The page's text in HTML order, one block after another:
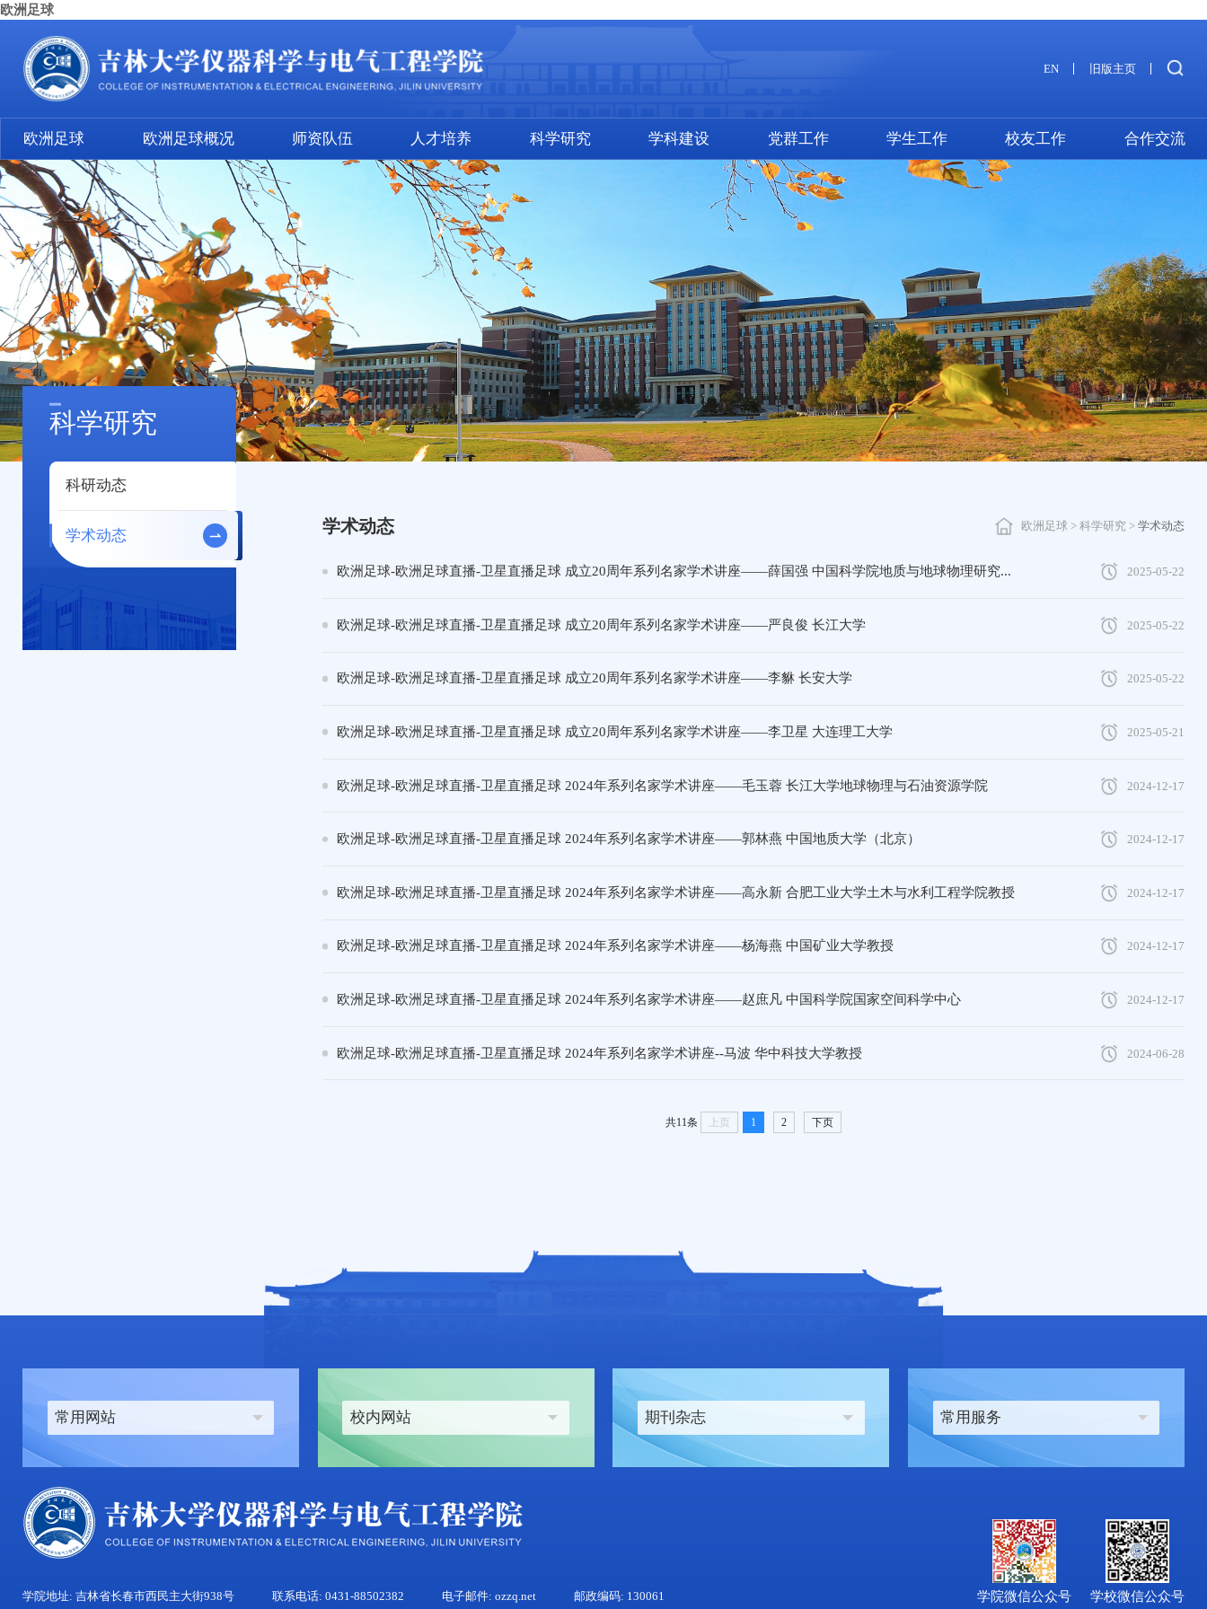
欧洲足球
EN 旧版主页
欧洲足球 欧洲足球概况 师资队伍 人才培养 科学研究 学科建设 党群工作 学生工作 校友工作 合作交流
科学研究
科研动态
学术动态 学术动态 欧洲足球 > 科学研究> 学术动态
2025-05-22
欧洲足球-欧洲足球直播-卫星直播足球 成立20周年系列名家学术讲座——薛国强 中国科学院地质与地球物理研究...
2025-05-22
欧洲足球-欧洲足球直播-卫星直播足球 成立20周年系列名家学术讲座——严良俊 长江大学
2025-05-22
欧洲足球-欧洲足球直播-卫星直播足球 成立20周年系列名家学术讲座——李貅 长安大学
2025-05-21
欧洲足球-欧洲足球直播-卫星直播足球 成立20周年系列名家学术讲座——李卫星 大连理工大学
2024-12-17
欧洲足球-欧洲足球直播-卫星直播足球 2024年系列名家学术讲座——毛玉蓉 长江大学地球物理与石油资源学院
2024-12-17
欧洲足球-欧洲足球直播-卫星直播足球 2024年系列名家学术讲座——郭林燕 中国地质大学（北京）
2024-12-17
欧洲足球-欧洲足球直播-卫星直播足球 2024年系列名家学术讲座——高永新 合肥工业大学土木与水利工程学院教授
2024-12-17
欧洲足球-欧洲足球直播-卫星直播足球 2024年系列名家学术讲座——杨海燕 中国矿业大学教授
2024-12-17
欧洲足球-欧洲足球直播-卫星直播足球 2024年系列名家学术讲座——赵庶凡 中国科学院国家空间科学中心
2024-06-28
欧洲足球-欧洲足球直播-卫星直播足球 2024年系列名家学术讲座--马波 华中科技大学教授
共11条 上页 1 2 下页
常用网站 校内网站 期刊杂志 常用服务
学院地址: 吉林省长春市西民主大街938号 联系电话: 0431-88502382 电子邮件: ozzq.net 邮政编码: 130061 学院微信公众号 学校微信公众号